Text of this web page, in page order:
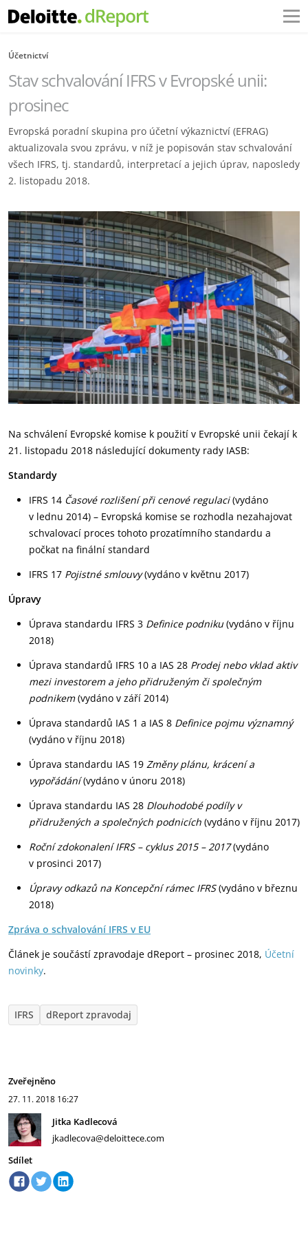
Účetnictví
Stav schvalování IFRS v Evropské unii:
prosinec
Evropská poradní skupina pro účetní výkaznictví (EFRAG)
aktualizovala svou zprávu, v níž je popisován stav schvalování
všech IFRS, tj. standardů, interpretací a jejich úprav, naposledy
2. listopadu 2018.
Na schválení Evropské komise k použití v Evropské unii čekají k
21. listopadu 2018 následující dokumenty rady IASB:
Standardy
IFRS 14 Časové rozlišení při cenové regulaci(vydáno
v lednu 2014) – Evropská komise se rozhodla nezahajovat
schvalovací proces tohoto prozatímního standardu a
počkat na finální standard
IFRS 17 Pojistné smlouvy(vydáno v květnu 2017)
Úpravy
Úprava standardu IFRS 3 Definice podniku(vydáno v říjnu
2018)
Úprava standardů IFRS 10 a IAS 28 Prodej nebo vklad aktiv
mezi investorem a jeho přidruženým či společným
podnikem(vydáno v září 2014)
Úprava standardů IAS 1 a IAS 8 Definice pojmu významný
(vydáno v říjnu 2018)
Úprava standardu IAS 19 Změny plánu, krácení a
vypořádání(vydáno v únoru 2018)
Úprava standardu IAS 28 Dlouhodobé podíly v
přidružených a společných podnicích (vydáno v říjnu 2017)
Roční zdokonalení IFRS – cyklus 2015 – 2017(vydáno
v prosinci 2017)
Úpravy odkazů na Koncepční rámec IFRS(vydáno v březnu
2018)
Zpráva o schvalování IFRS v EU
Článek je součástí zpravodaje dReport – prosinec 2018, Účetní
novinky.
IFRS dReport zpravodaj
Zveřejněno
27. 11. 2018 16:27
Jitka Kadlecová
jkadlecova@deloittece.com
Sdílet